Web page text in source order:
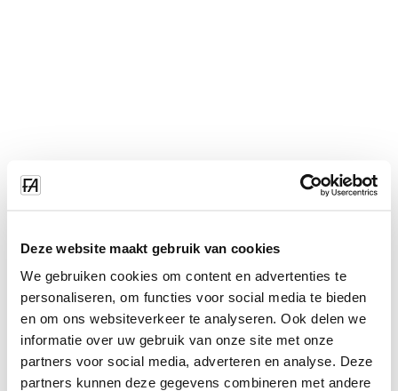
Deze website maakt gebruik van cookies
We gebruiken cookies om content en advertenties te
personaliseren, om functies voor social media te bieden
en om ons websiteverkeer te analyseren. Ook delen we
informatie over uw gebruik van onze site met onze
partners voor social media, adverteren en analyse. Deze
partners kunnen deze gegevens combineren met andere